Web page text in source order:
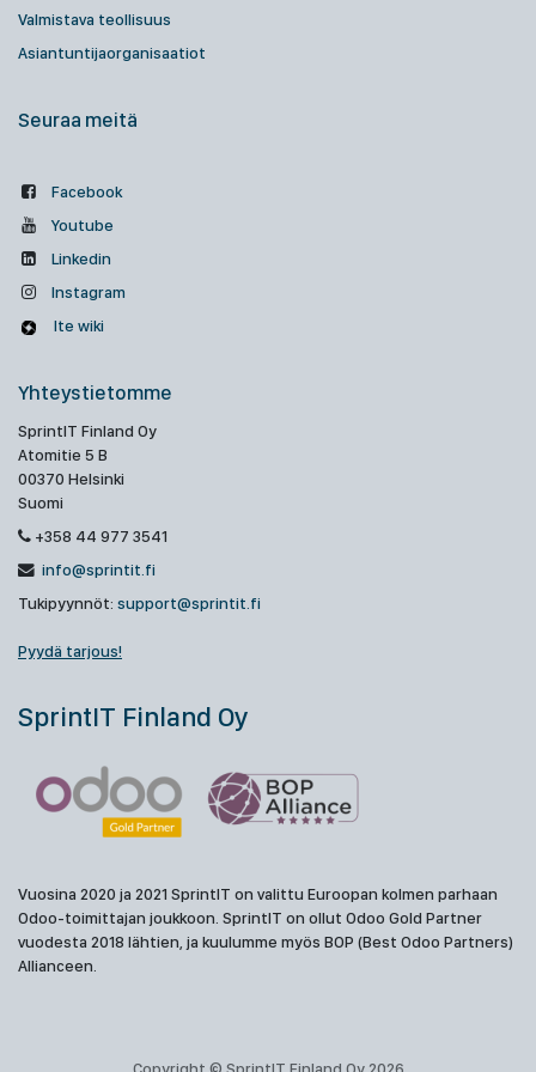
Valmistava teollisuus
Asiantuntijaorganisaatiot
Seuraa meitä
Facebook
Youtube
Linkedin
Instagram
Ite wiki
Yhteystietomme
SprintIT Finland Oy
Atomitie 5 B
00370 Helsinki
Suomi
+358 44 977 3541
info@sprintit.fi
Tukipyynnöt: support@sprintit.fi
Pyydä tarjous!
SprintIT Finland Oy
Vuosina 2020 ja 2021 SprintIT on valittu Euroopan kolmen parhaan
Odoo-toimittajan joukkoon. SprintIT on ollut Odoo Gold Partner
vuodesta 2018 lähtien, ja kuulumme myös BOP (Best Odoo Partners)
Allianceen.
Copyright © SprintIT Finland Oy 2026